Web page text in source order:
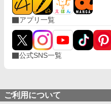
アプリ一覧
公式SNS一覧
ご利用について